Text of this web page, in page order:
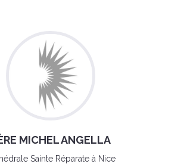
MICHEL ANGELLA
Sainte Réparate à Nice